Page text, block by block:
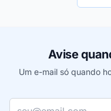
Avise
Um e-mail só quando
Seu e-mail